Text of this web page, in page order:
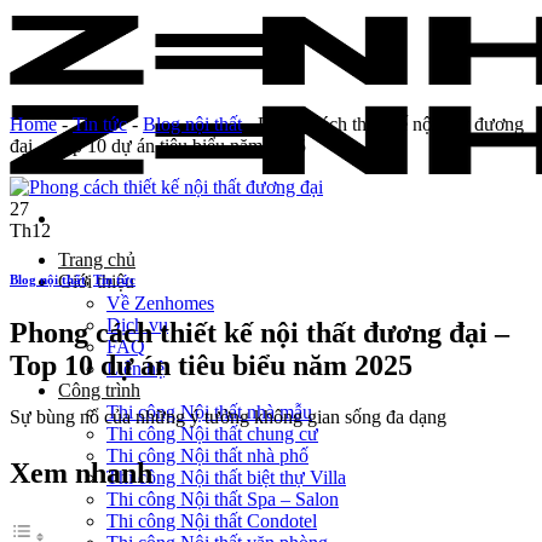
Skip
content
Trang chủ
Giới thiệu
Về Zenhomes
Dịch vụ
FAQ
Liên hệ
Công trình
Thi công Nội thất nhà mẫu
Thi công Nội thất chung cư
Thi công Nội thất nhà phố
Thi công Nội thất biệt thự Villa
Thi công Nội thất Spa – Salon
Thi công Nội thất Condotel
Home-Tin tức-Blog nội thất-Phong cách thiết kế nội thất đương
đại – Top 10 dự án tiêu biểu năm 2025
27
Th12
Blog nội thất,Tin tức
Phong cách thiết kế nội thất đương đại –
Top 10 dự án tiêu biểu năm 2025
Sự bùng nổ của những ý tưởng không gian sống đa dạng
Xem nhanh